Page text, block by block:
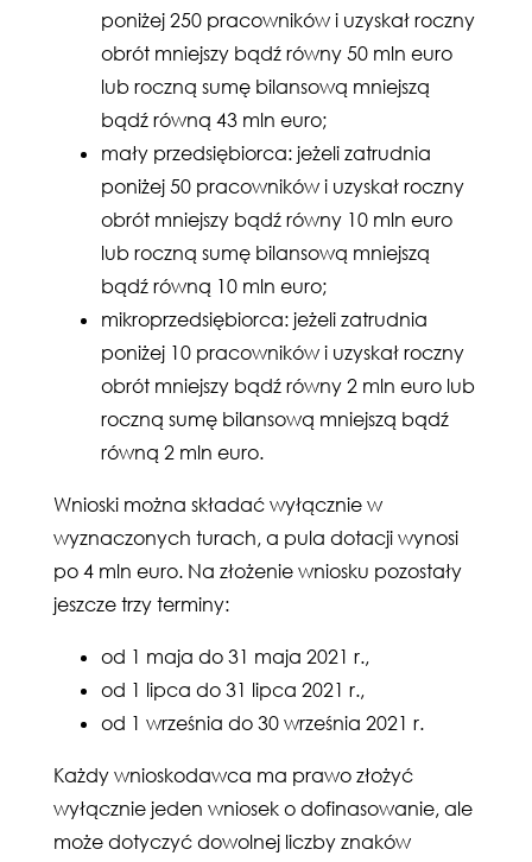
poniżej 250 pracowników i uzyskał roczny
obrót mniejszy bądź równy 50 mln euro
lub roczną sumę bilansową mniejszą
bądź równą 43 mln euro;
mały przedsiębiorca: jeżeli zatrudnia
poniżej 50 pracowników i uzyskał roczny
obrót mniejszy bądź równy 10 mln euro
lub roczną sumę bilansową mniejszą
bądź równą 10 mln euro;
mikroprzedsiębiorca: jeżeli zatrudnia
poniżej 10 pracowników i uzyskał roczny
obrót mniejszy bądź równy 2 mln euro lub
roczną sumę bilansową mniejszą bądź
równą 2 mln euro.
Wnioski można składać wyłącznie w
wyznaczonych turach, a pula dotacji wynosi
po 4 mln euro. Na złożenie wniosku pozostały
jeszcze trzy terminy:
od 1 maja do 31 maja 2021 r.,
od 1 lipca do 31 lipca 2021 r.,
od 1 września do 30 września 2021 r.
Każdy wnioskodawca ma prawo złożyć
wyłącznie jeden wniosek o dofinasowanie, ale
może dotyczyć dowolnej liczby znaków